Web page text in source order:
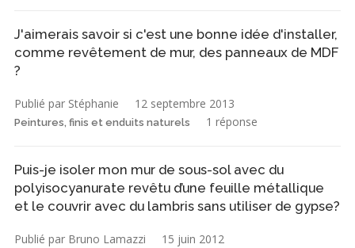
J'aimerais savoir si c'est une bonne idée d'installer,
comme revêtement de mur, des panneaux de MDF
?
Publié par Stéphanie 12 septembre 2013
Peintures, finis et enduits naturels 1 réponse
Puis-je isoler mon mur de sous-sol avec du
polyisocyanurate revêtu d’une feuille métallique
et le couvrir avec du lambris sans utiliser de gypse?
Publié par Bruno Lamazzi 15 juin 2012